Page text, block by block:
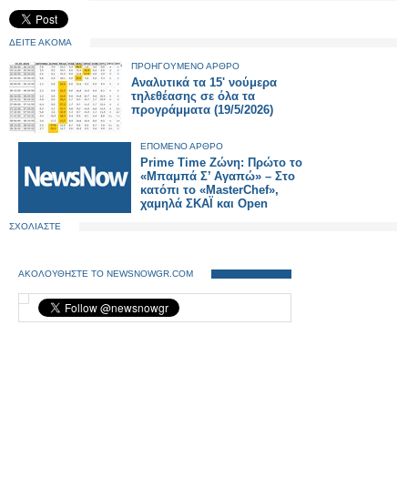
ΔΕΙΤΕ ΑΚΟΜΑ
ΠΡΟΗΓΟΥΜΕΝΟ ΑΡΘΡΟ
Αναλυτικά τα 15' νούμερα
τηλεθέασης σε όλα τα
προγράμματα (19/5/2026)
ΕΠΟΜΕΝΟ ΑΡΘΡΟ
Prime Time Ζώνη: Πρώτο το
«Μπαμπά Σ’ Αγαπώ» – Στο
κατόπι το «MasterChef»,
χαμηλά ΣΚΑΪ και Open
ΣΧΟΛΙΑΣΤΕ
ΑΚΟΛΟΥΘΗΣΤΕ ΤΟ NEWSNOWGR.COM